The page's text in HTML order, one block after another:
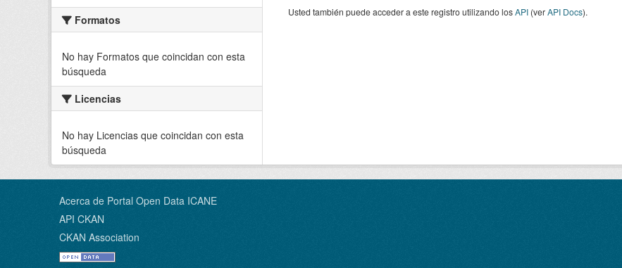
Formatos
No hay Formatos que coincidan con esta
búsqueda
Licencias
No hay Licencias que coincidan con esta
búsqueda
Usted también puede acceder a este registro utilizando losAPI(verAPI Docs).
Acerca de Portal Open Data ICANE
API CKAN
CKAN Association